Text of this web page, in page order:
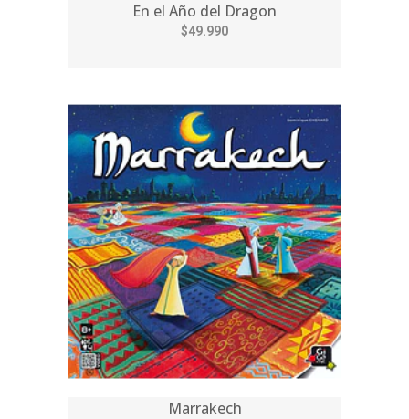
En el Año del Dragon
$49.990
Marrakech